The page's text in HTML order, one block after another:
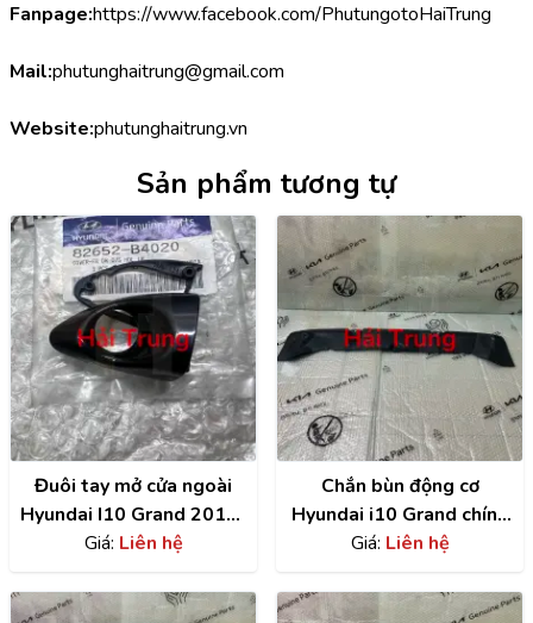
Fanpage:https://www.facebook.com/PhutungotoHaiTrung
Mail:phutunghaitrung@gmail.com
Website:phutunghaitrung.vn
Sản phẩm tương tự
Đuôi tay mở cửa ngoài
Hyundai I10 Grand 2014-
2020 chính hãng
Giá: Liên hệ
Chắn bùn động cơ
Hyundai i10 Grand chính
hãng | 29110B4000
Giá: Liên hệ